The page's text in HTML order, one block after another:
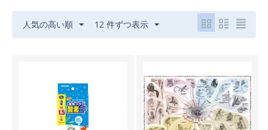
人気の高い順 12 件ずつ表示